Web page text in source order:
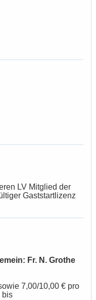
LV Mitglied der
Gaststartlizenz
Fr. N. Grothe
7,00/10,00 € pro
bis